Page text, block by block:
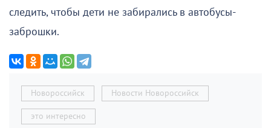
следить, чтобы дети не забирались в автобусы-
заброшки.
Новороссийск Новости Новороссийск
это интересно